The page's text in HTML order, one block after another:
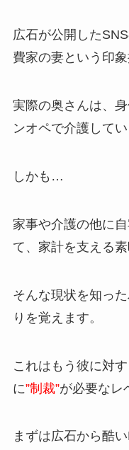
広石が公開した
費家の妻という印
実際の奥さんは、
ンオペで介護して
しかも…
家事や介護の他に
て、家計を支える
そんな現状を知っ
りを覚えます。
これはもう彼に対
に”制裁”が必要なレ
まずは広石から酷